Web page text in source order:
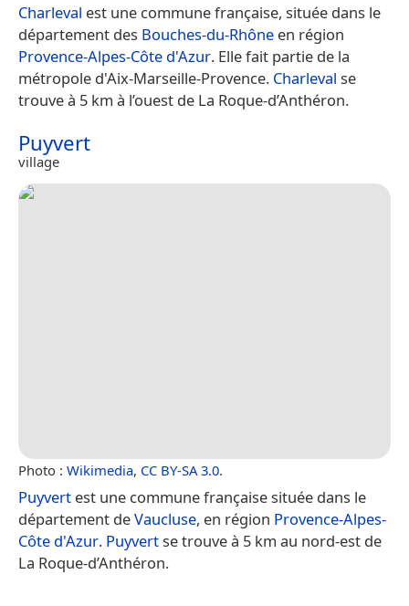
Charleval est une commune française, située dans le
département des Bouches-du-Rhône en région
Provence-Alpes-Côte d'Azur. Elle fait partie de la
métropole d'Aix-Marseille-Provence. Charleval se
trouve à 5 km à l’ouest de La Roque-d’Anthéron.
Puyvert
village
Photo : Wikimedia, CC BY-SA 3.0.
Puyvert est une commune française située dans le
département deVaucluse, en région Provence-Alpes-
Côte d'Azur. Puyvertse trouve à 5 km au nord-est de
La Roque-d’Anthéron.